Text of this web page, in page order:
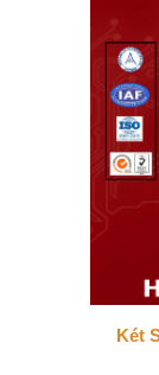
Két